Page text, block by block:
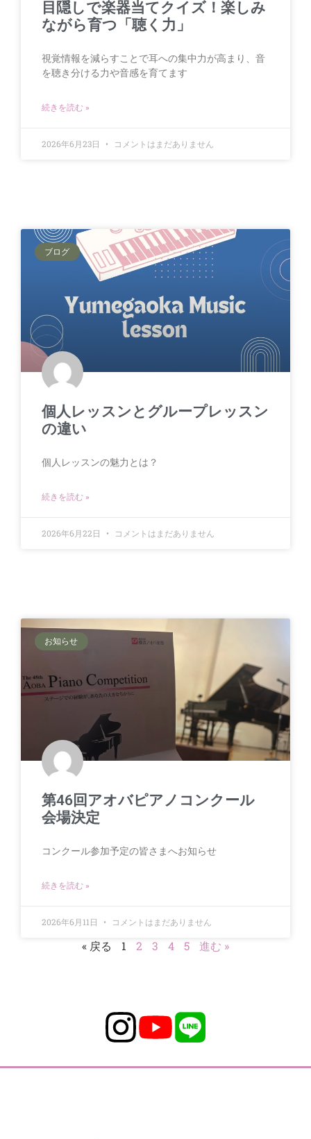
目隠しで楽器当てクイズ！楽しみ
ながら育つ「聴く力」
視覚情報を減らすことで耳への集中力が高まり、音
を聴き分ける力や音感を育てます
続きを読む »
2026年6月23日 コメントはまだありません
ブログ
個人レッスンとグループレッスン
の違い
個人レッスンの魅力とは？
続きを読む »
2026年6月22日 コメントはまだありません
お知らせ
第46回アオバピアノコンクール
会場決定
コンクール参加予定の皆さまへお知らせ
続きを読む »
2026年6月11日 コメントはまだありません
« 戻る 1 2 3 4 5 進む »